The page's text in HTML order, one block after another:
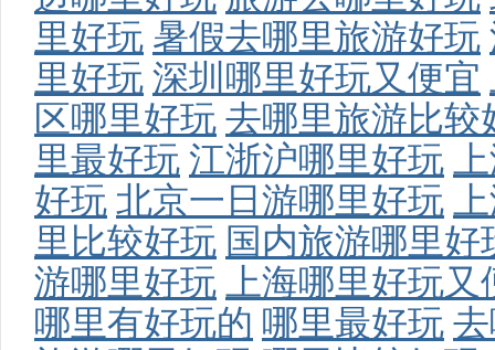
里好玩 暑假去哪里旅游好玩
里好玩 深圳哪里好玩又便宜
区哪里好玩 去哪里旅游比较
里最好玩 江浙沪哪里好玩
好玩 北京一日游哪里好玩
里比较好玩 国内旅游哪里好
游哪里好玩
上海哪里好玩又
哪里有好玩的 哪里最好玩